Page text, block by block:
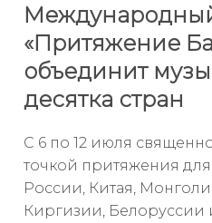
«Притяжение
объединит
десятка стран
С 6 по 12 июля
точкой притяжения для
России, Китая,
Киргизии, Белоруссии